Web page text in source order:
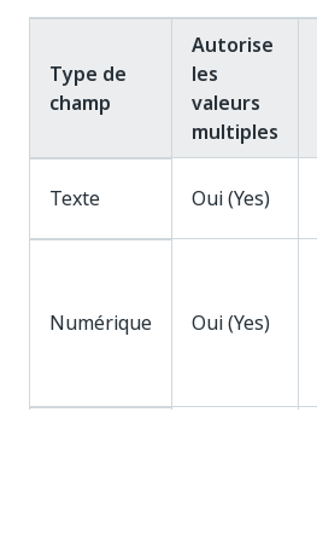
Type de
champ
Autorise
les
valeurs
multiples
Texte Oui (Yes)
Numérique Oui (Yes)